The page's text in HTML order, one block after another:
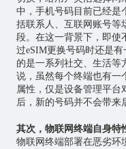
中，手机号码目前已经是
括联系人、互联网账号等
段。在这一背景下，即使
过eSIM更换号码时还是
的是一系列社交、生活等
说，虽然每个终端也有一
属性，仅是设备管理平台
后，新的号码并不会带来
其次，物联网终端自身特
物联网终端部署在恶劣环